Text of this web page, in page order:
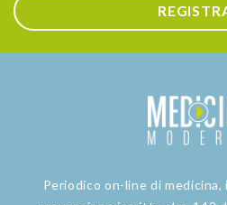
Periodico on-line di